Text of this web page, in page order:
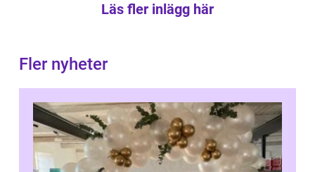
Läs fler inlägg här
Fler nyheter